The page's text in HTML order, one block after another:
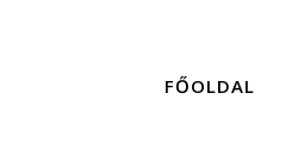
FŐOLDAL